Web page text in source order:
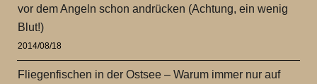
vor dem Angeln schon andrücken (Achtung, ein wenig
Blut!)
2014/08/18
Fliegenfischen in der Ostsee – Warum immer nur auf